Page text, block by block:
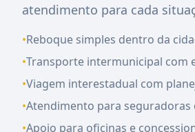
atendimento para cada
•Reboque simples dentro da
•Transporte intermunicipal com
•Viagem interestadual com
•Atendimento para seguradoras
•Apoio para oficinas e